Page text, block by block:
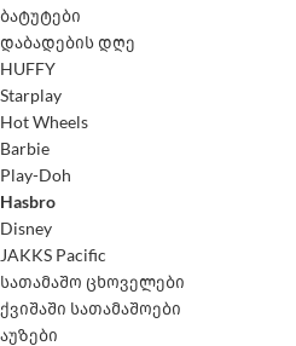
ბატუტები
დაბადების დღე
HUFFY
Starplay
Hot Wheels
Barbie
Play-Doh
Hasbro
Disney
JAKKS Pacific
სათამაშო ცხოველები
ქვიშაში სათამაშოები
აუზები